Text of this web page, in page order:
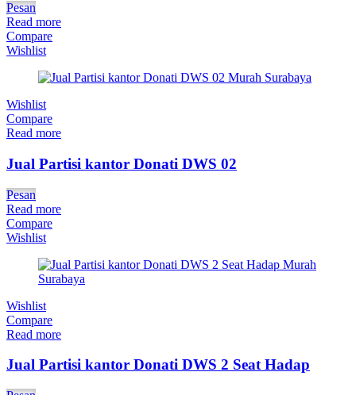
Pesan
Read more
Compare
Wishlist
Wishlist
Compare
Read more
Jual Partisi kantor Donati DWS 02
Pesan
Read more
Compare
Wishlist
Wishlist
Compare
Read more
Jual Partisi kantor Donati DWS 2 Seat Hadap